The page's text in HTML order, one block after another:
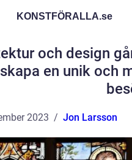
KONSTFÖRALLA.se
och design
en unik och
2023 Jon Larsson